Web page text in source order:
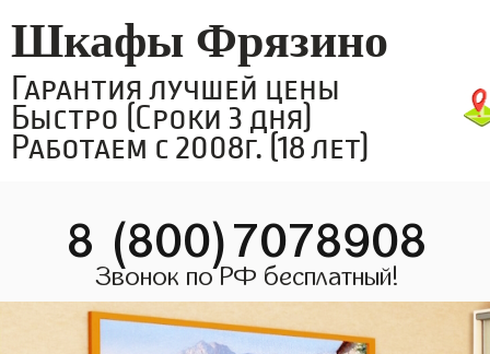
Шкафы Фрязино
Гарантия лучшей цены
Быстро (Сроки 3 дня)
Работаем с 2008г. (18 лет)
8 (800)7078908
Звонок по РФ бесплатный!